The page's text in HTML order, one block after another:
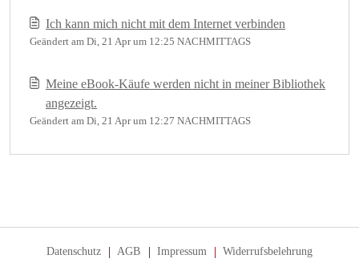
Ich kann mich nicht mit dem Internet verbinden
Geändert am Di, 21 Apr um 12:25 NACHMITTAGS
Meine eBook-Käufe werden nicht in meiner Bibliothek
angezeigt.
Geändert am Di, 21 Apr um 12:27 NACHMITTAGS
Datenschutz AGB Impressum Widerrufsbelehrung